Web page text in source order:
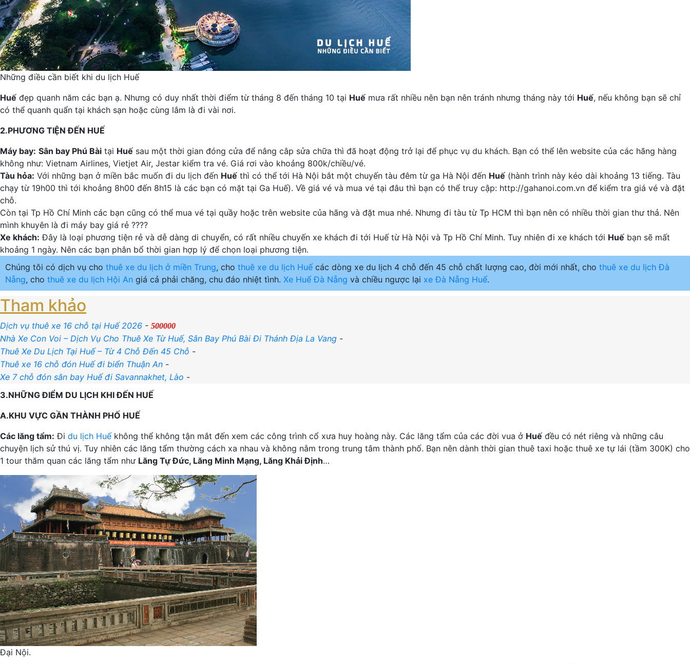
Những điều cần biết khi du lịch Huế
Huế đẹp quanh năm các bạn ạ. Nhưng có duy nhất thời điểm từ tháng 8 đến tháng 10 tại Huế mưa rất nhiều nên bạn nên tránh nhưng tháng này tới Huế, nếu không bạn sẽ chỉ
có thể quanh quẩn tại khách sạn hoặc cùng lắm là đi vài nơi.
2.PHƯƠNG TIỆN ĐẾN HUẾ
Máy bay: Sân bay Phú Bài tại Huế sau một thời gian đóng cửa để nâng câp sửa chữa thì đã hoạt động trở lại để phục vụ du khách. Bạn có thể lên website của các hãng hàng
không như: Vietnam Airlines, Vietjet Air, Jestar kiểm tra vé. Giá rơi vào khoảng 800k/chiều/vé.
Tàu hỏa: Với những bạn ở miền bắc muốn đi du lịch đến Huế thì có thể tới Hà Nội bắt một chuyến tàu đêm từ ga Hà Nội đến Huế (hành trình này kéo dài khoảng 13 tiếng. Tàu
chạy từ 19h00 thì tới khoảng 8h00 đến 8h15 là các bạn có mặt tại Ga Huế). Về giá vé và mua vé tại đâu thì bạn có thể truy cập: http://gahanoi.com.vn để kiểm tra giá vé và đặt
chỗ.
Còn tại Tp Hồ Chí Minh các bạn cũng có thể mua vé tại quầy hoặc trên website của hãng và đặt mua nhé. Nhưng đi tàu từ Tp HCM thì bạn nên có nhiều thời gian thư thả. Nên
mình khuyên là đi máy bay giá rẻ ????
Xe khách: Đây là loại phương tiện rẻ và dễ dàng di chuyển, có rất nhiều chuyến xe khách đi tới Huế từ Hà Nội và Tp Hồ Chí Minh. Tuy nhiên đi xe khách tới Huế bạn sẽ mất
khoảng 1 ngày. Nên các bạn phân bổ thời gian hợp lý để chọn loại phương tiện.
Chúng tôi có dịch vụ cho thuê xe du lịch ở miền Trung, cho thuê xe du lịch Huếcác dòng xe du lịch 4 chỗ đến 45 chỗ chất lượng cao, đời mới nhất, cho thuê xe du lịch Đà
Nẵng, cho thuê xe du lịch Hội An giá cả phải chăng, chu đáo nhiệt tình. Xe Huế Đà Nẵng và chiều ngược lại xe Đà Nẵng Huế.
Tham khảo
Dịch vụ thuê xe 16 chỗ tại Huế 2026 - 500000
Nhà Xe Con Voi – Dịch Vụ Cho Thuê Xe Từ Huế, Sân Bay Phú Bài Đi Thánh Địa La Vang -
Thuê Xe Du Lịch Tại Huế – Từ 4 Chỗ Đến 45 Chỗ -
Thuê xe 16 chỗ đón Huế đi biển Thuận An -
Xe 7 chỗ đón sân bay Huế đi Savannakhet, Lào -
3.NHỮNG ĐIỂM DU LỊCH KHI ĐẾN HUẾ
A.KHU VỰC GẦN THÀNH PHỐ HUẾ
Các lăng tẩm: Đi du lịch Huếkhông thể không tận mắt đến xem các công trình cổ xưa huy hoàng này. Các lăng tẩm của các đời vua ở Huế đều có nét riêng và những câu
chuyện lịch sử thú vị. Tuy nhiên các lăng tẩm thường cách xa nhau và không nằm trong trung tâm thành phố. Bạn nên dành thời gian thuê taxi hoặc thuê xe tự lái (tầm 300K) cho
1 tour thăm quan các lăng tẩm như Lăng Tự Đức, Lăng Minh Mạng, Lăng Khải Định…
Đại Nội.